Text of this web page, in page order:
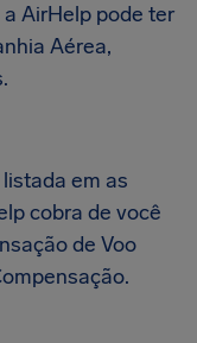
AirHelp pode ter
Aérea,
em as
cobra de você
de Voo